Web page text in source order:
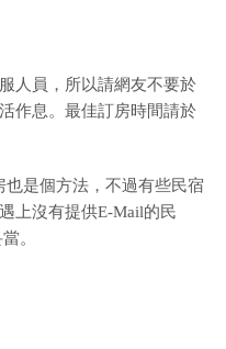
人員，所以請網友不要於
作息。最佳訂房時間請於
也是個方法，不過有些民宿
上沒有提供E-Mail的民
。